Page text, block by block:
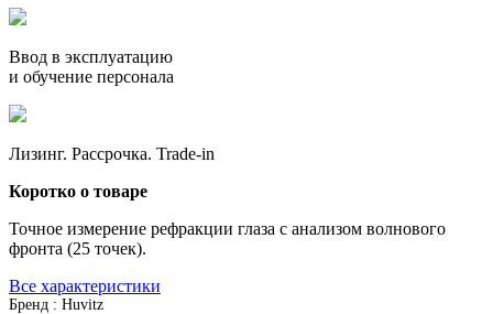
Ввод в эксплуатацию
и обучение персонала
Лизинг. Рассрочка. Trade-in
Коротко о товаре
Точное измерение рефракции глаза с анализом волнового
фронта (25 точек).
Все характеристики
Бренд : Huvitz